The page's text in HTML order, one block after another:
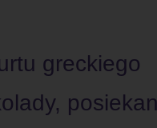
greckiego